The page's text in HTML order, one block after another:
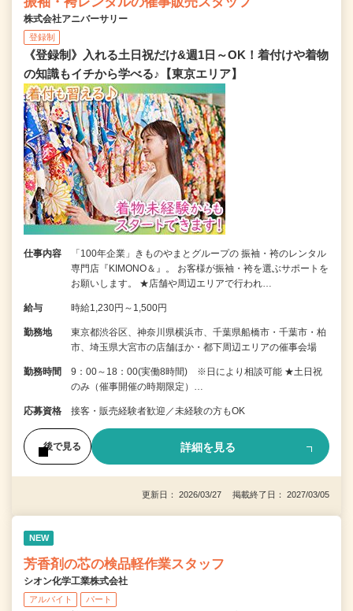
株式会社アニバーサリー
登録制
《登録制》入れる土日祝だけ&週1日～OK！着付けや着物
の知識もイチから学べる♪【東京エリア】
仕事内容
「100年企業」きものやまとグループの 振袖・袴のレンタル
専門店『KIMONO＆』。 お客様が振袖・袴を選ぶサポートを
お願いします。 ★店舗や周辺エリアで行われ…
給与 時給1,230円～1,500円
勤務地
東京都渋谷区、神奈川県横浜市、千葉県船橋市・千葉市・柏
市、埼玉県大宮市の店舗ほか・都下周辺エリアの催事会場
勤務時間
9：00～18：00(実働8時間) ※日により相談可能 ★土日祝
のみ（催事開催の時期限定）…
応募資格 接客・販売経験者歓迎／未経験の方もOK
後で見る 詳細を見る
更新日： 2026/03/27 掲載終了日： 2027/03/05
NEW
芳香剤の芯の検品軽作業スタッフ
シオン化学工業株式会社
アルバイト パート